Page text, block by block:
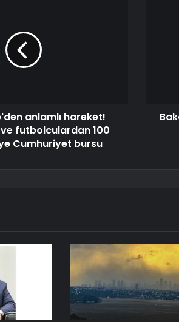
anlamlı hareket!
futbolculardan 100
Cumhuriyet bursu